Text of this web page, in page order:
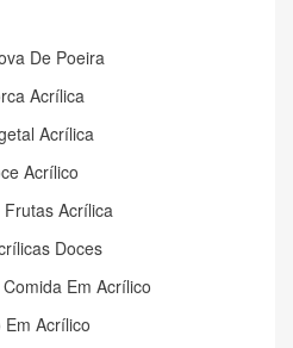
De Poeira
Acrílica
Acrílica
Acrílico
Acrílica
Doces
Em Acrílico
Acrílico